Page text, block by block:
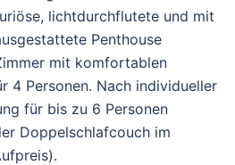
lichtdurchflutete und mit
Penthouse
mit komfortablen
4 Personen. Nach individueller
für bis zu 6 Personen
Doppelschlafcouch im